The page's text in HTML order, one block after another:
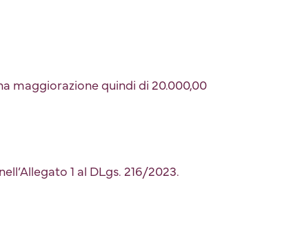
maggiorazione quindi di 20.000,00
1 al DLgs. 216/2023.